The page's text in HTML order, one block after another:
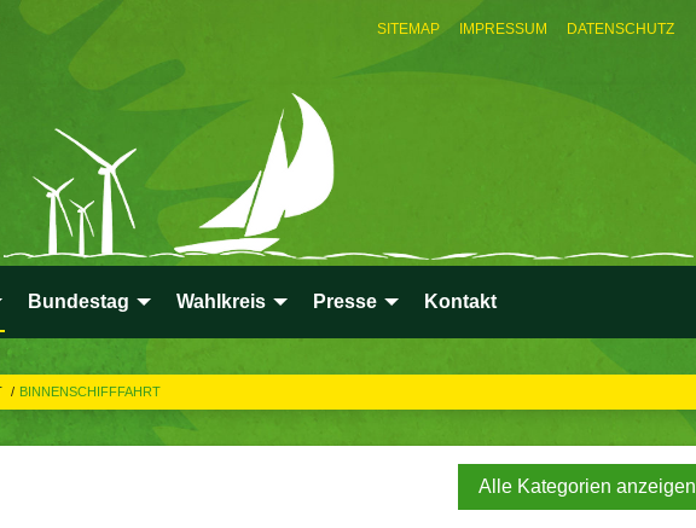
SITEMAP IMPRESSUM DATENSCHUTZ
Bundestag Wahlkreis Presse Kontakt
BINNENSCHIFFFAHRT
Alle Kategorien anzeigen